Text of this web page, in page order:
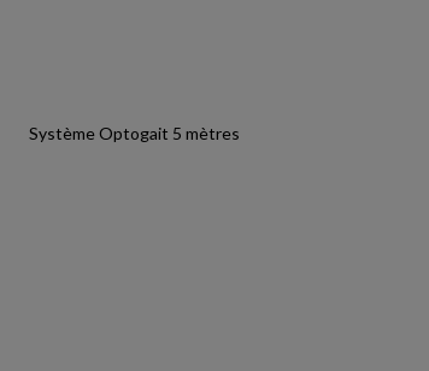
Système Optogait 5 mètres